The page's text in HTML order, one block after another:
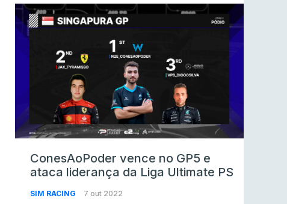
ConesAoPoder vence no GP5 e
ataca liderança da Liga Ultimate PS
SIM RACING 7 out 2022